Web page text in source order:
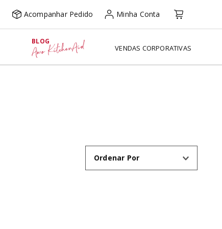
Acompanhar Pedido Minha Conta
BLOG
Amo KitchenAid VENDAS CORPORATIVAS
Ordenar Por